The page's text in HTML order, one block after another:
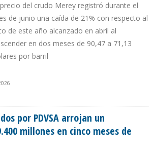
precio del crudo Merey registró durante el
de junio una caída de 21% con respecto al
de este año alcanzado en abril al
en dos meses de 90,47 a 71,13
por barril
por PDVSA arrojan un
millones en cinco meses de